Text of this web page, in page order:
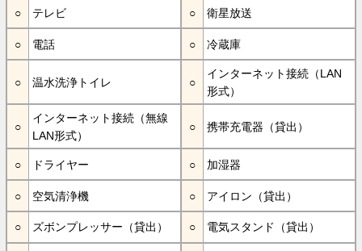
テレビ 衛星放送
電話 冷蔵庫
温水洗浄トイレ
インターネット接続（LAN
形式）
インターネット接続（無線
LAN形式）
携帯充電器（貸出）
ドライヤー 加湿器
空気清浄機 アイロン（貸出）
ズボンプレッサー（貸出） 電気スタンド（貸出）